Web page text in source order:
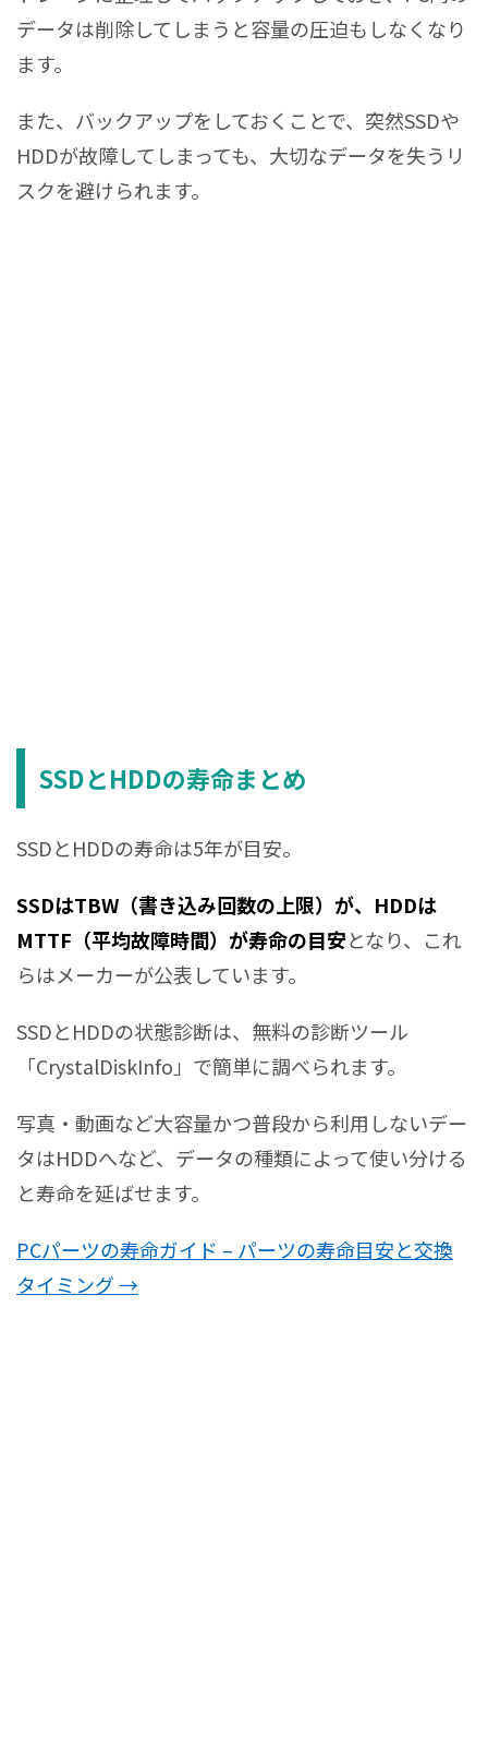
データは削除してしまうと容量の圧迫もしなくなり
ます。
また、バックアップをしておくことで、突然SSDや
HDDが故障してしまっても、大切なデータを失うリ
スクを避けられます。
SSDとHDDの寿命まとめ
SSDとHDDの寿命は5年が目安。
SSDはTBW（書き込み回数の上限）が、HDDは
MTTF（平均故障時間）が寿命の目安となり、これ
らはメーカーが公表しています。
SSDとHDDの状態診断は、無料の診断ツール
「CrystalDiskInfo」で簡単に調べられます。
写真・動画など大容量かつ普段から利用しないデー
タはHDDへなど、データの種類によって使い分ける
と寿命を延ばせます。
PCパーツの寿命ガイド – パーツの寿命目安と交換
タイミング →